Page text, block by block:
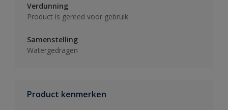
Verdunning
Product is gereed voor gebruik
Samenstelling
Watergedragen
Product kenmerken